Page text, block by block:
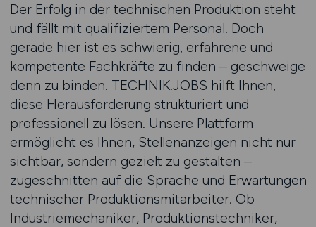
Der Erfolg in der technischen Produktion steht
und fällt mit qualifiziertem Personal. Doch
gerade hier ist es schwierig, erfahrene und
kompetente Fachkräfte zu finden – geschweige
denn zu binden. TECHNIK.JOBS hilft Ihnen,
diese Herausforderung strukturiert und
professionell zu lösen. Unsere Plattform
ermöglicht es Ihnen, Stellenanzeigen nicht nur
sichtbar, sondern gezielt zu gestalten –
zugeschnitten auf die Sprache und Erwartungen
technischer Produktionsmitarbeiter. Ob
Industriemechaniker, Produktionstechniker,